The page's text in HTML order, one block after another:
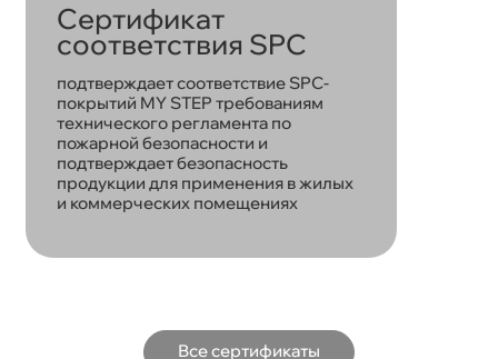
Сертификат
соответствия SPC
подтверждает соответствие SPC-
покрытий MY STEP требованиям
технического регламента по
пожарной безопасности и
подтверждает безопасность
продукции для применения в жилых
и коммерческих помещениях
Все сертификаты